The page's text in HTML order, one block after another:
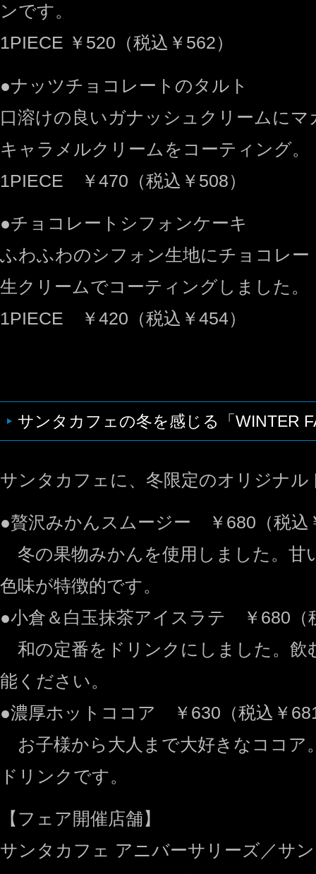
ンです。
1PIECE ￥520（税込￥562）
●ナッツチョコレートのタルト
口溶けの良いガナッシュクリームに
キャラメルクリームをコーティング。
1PIECE ￥470（税込￥508）
●チョコレートシフォンケーキ
ふわふわのシフォン生地にチョコレー
生クリームでコーティングしました。
1PIECE ￥420（税込￥454）
サンタカフェの冬を感じる「WINTER
サンタカフェに、冬限定のオリジナル
●贅沢みかんスムージー ￥680（税込
冬の果物みかんを使用しました。甘
色味が特徴的です。
●小倉＆白玉抹茶アイスラテ ￥680（
和の定番をドリンクにしました。飲
能ください。
●濃厚ホットココア ￥630（税込￥
お子様から大人まで大好きなココア
ドリンクです。
【フェア開催店舗】
サンタカフェ アニバーサリーズ／サ